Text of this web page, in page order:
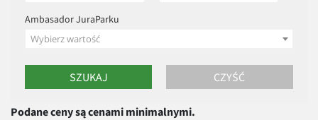
Ambasador JuraParku
Wybierz wartość
Podane ceny są cenami minimalnymi.